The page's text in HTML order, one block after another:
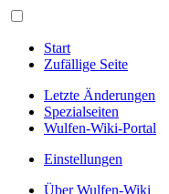
Start
Zufällige Seite
Letzte Änderungen
Spezialseiten
Wulfen-Wiki-Portal
Einstellungen
Über Wulfen-Wiki